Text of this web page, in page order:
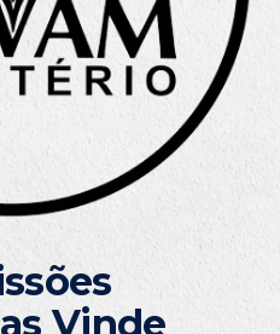
Vinde